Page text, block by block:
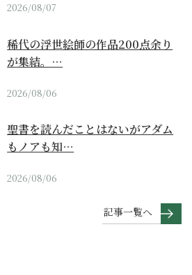
2026/08/07
稀代の浮世絵師の作品200点余り
が集結。…
2026/08/06
聖書を読んだことはないがアダム
もノアも知…
2026/08/06
記事一覧へ